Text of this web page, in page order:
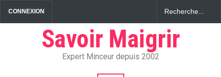
CONNEXION
Savoir Maigrir
Expert Minceur depuis 2002